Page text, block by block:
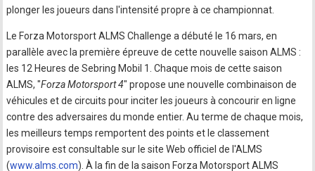
plonger les joueurs dans l'intensité propre à ce championnat.
Le Forza Motorsport ALMS Challenge a débuté le 16 mars, en
parallèle avec la première épreuve de cette nouvelle saison ALMS :
les 12 Heures de Sebring Mobil 1. Chaque mois de cette saison
ALMS, "Forza Motorsport 4" propose une nouvelle combinaison de
véhicules et de circuits pour inciter les joueurs à concourir en ligne
contre des adversaires du monde entier. Au terme de chaque mois,
les meilleurs temps remportent des points et le classement
provisoire est consultable sur le site Web officiel de l'ALMS
(www.alms.com). À la fin de la saison Forza Motorsport ALMS